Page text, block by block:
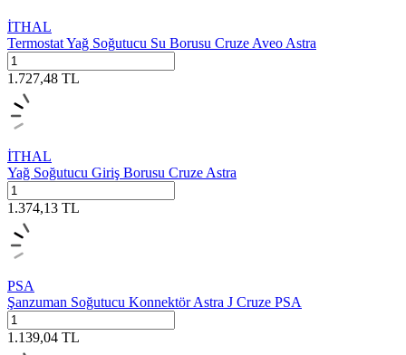
İTHAL
Termostat Yağ Soğutucu Su Borusu Cruze Aveo Astra
1.727,48 TL
İTHAL
Yağ Soğutucu Giriş Borusu Cruze Astra
1.374,13 TL
PSA
Şanzuman Soğutucu Konnektör Astra J Cruze PSA
1.139,04 TL